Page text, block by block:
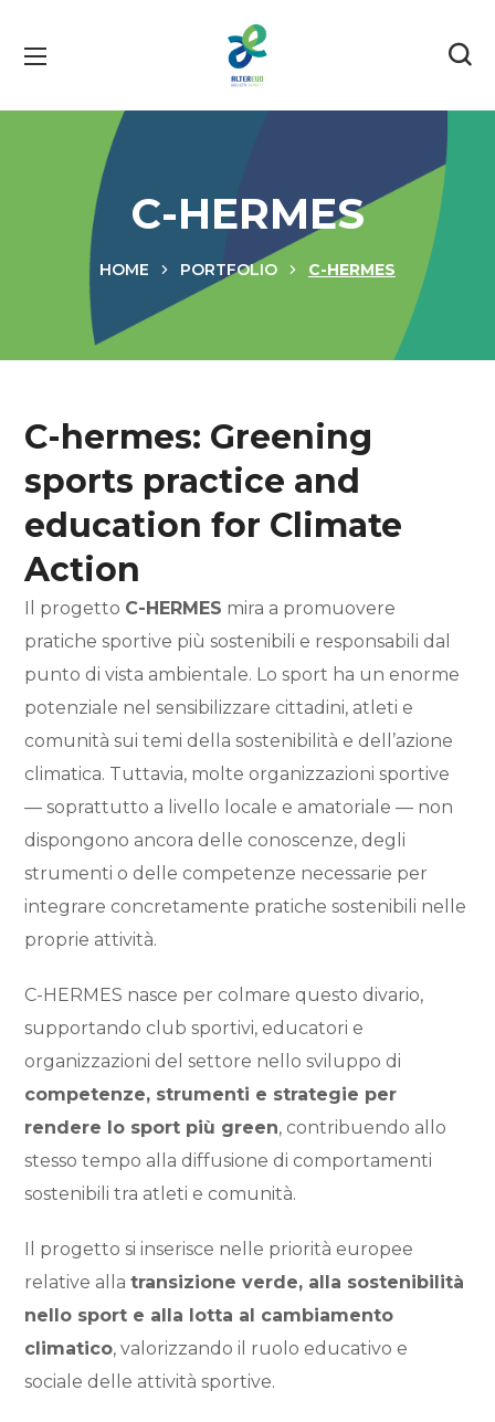
C-HERMES
HOME PORTFOLIO C-HERMES
C-hermes: Greening
sports practice and
education for Climate
Action
Il progetto C-HERMES mira a promuovere
pratiche sportive più sostenibili e responsabili dal
punto di vista ambientale. Lo sport ha un enorme
potenziale nel sensibilizzare cittadini, atleti e
comunità sui temi della sostenibilità e dell’azione
climatica. Tuttavia, molte organizzazioni sportive
— soprattutto a livello locale e amatoriale — non
dispongono ancora delle conoscenze, degli
strumenti o delle competenze necessarie per
integrare concretamente pratiche sostenibili nelle
proprie attività.
C-HERMES nasce per colmare questo divario,
supportando club sportivi, educatori e
organizzazioni del settore nello sviluppo di
competenze, strumenti e strategie per
rendere lo sport più green, contribuendo allo
stesso tempo alla diffusione di comportamenti
sostenibili tra atleti e comunità.
Il progetto si inserisce nelle priorità europee
relative allatransizione verde, alla sostenibilità
nello sport e alla lotta al cambiamento
climatico, valorizzando il ruolo educativo e
sociale delle attività sportive.